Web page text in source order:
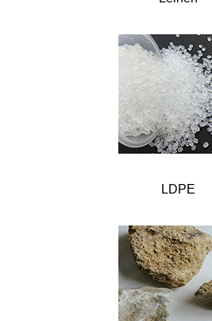
LDPE